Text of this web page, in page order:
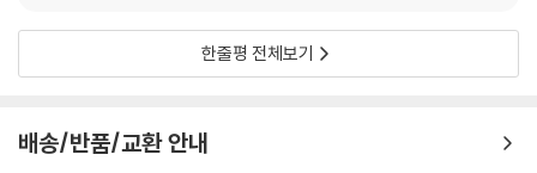
한줄평 전체보기
배송/반품/교환 안내